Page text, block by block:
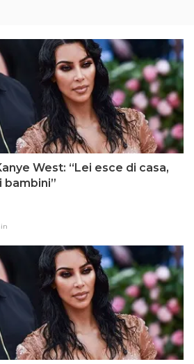
West: “Lei esce di casa,
bambini”